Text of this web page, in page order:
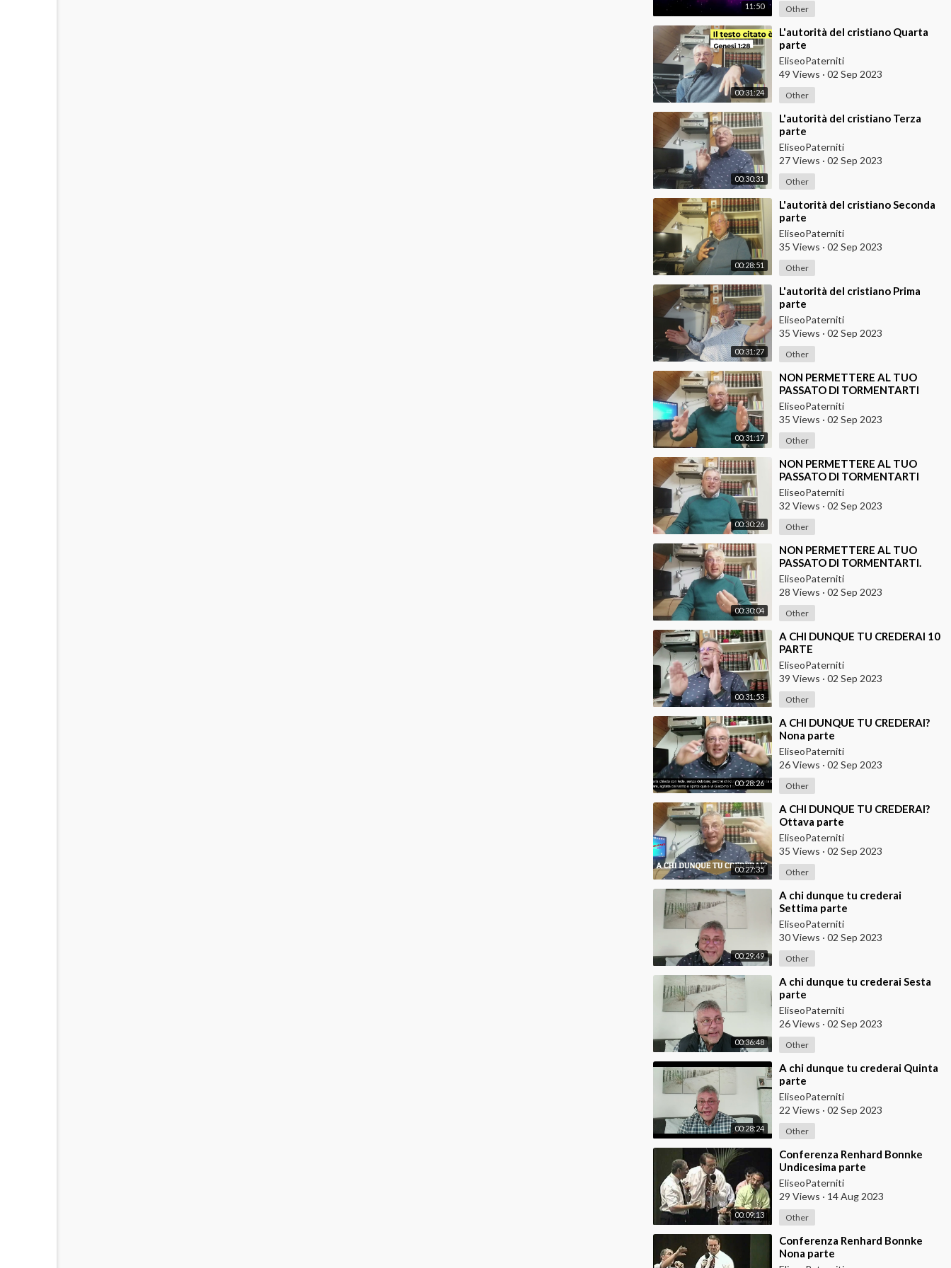
11:50 Other
00:31:24
⁣L'autorità del cristiano Quarta
parte
EliseoPaterniti
49 Views · 02 Sep 2023
Other
00:30:31
⁣L'autorità del cristiano Terza
parte
EliseoPaterniti
27 Views · 02 Sep 2023
Other
00:28:51
⁣L'autorità del cristiano Seconda
parte
EliseoPaterniti
35 Views · 02 Sep 2023
Other
00:31:27
⁣L'autorità del cristiano Prima
parte
EliseoPaterniti
35 Views · 02 Sep 2023
Other
00:31:17
⁣NON PERMETTERE AL TUO
PASSATO DI TORMENTARTI
Terza parte
EliseoPaterniti
35 Views · 02 Sep 2023
Other
00:30:26
⁣NON PERMETTERE AL TUO
PASSATO DI TORMENTARTI
Seconda parte
EliseoPaterniti
32 Views · 02 Sep 2023
Other
00:30:04
⁣NON PERMETTERE AL TUO
PASSATO DI TORMENTARTI.
Prima parte
EliseoPaterniti
28 Views · 02 Sep 2023
Other
00:31:53
⁣A CHI DUNQUE TU CREDERAI 10
PARTE
EliseoPaterniti
39 Views · 02 Sep 2023
Other
00:28:26
⁣A CHI DUNQUE TU CREDERAI?
Nona parte
EliseoPaterniti
26 Views · 02 Sep 2023
Other
00:27:35
⁣A CHI DUNQUE TU CREDERAI?
Ottava parte
EliseoPaterniti
35 Views · 02 Sep 2023
Other
00:29:49
⁣A chi dunque tu crederai
Settima parte
EliseoPaterniti
30 Views · 02 Sep 2023
Other
00:36:48
⁣A chi dunque tu crederai Sesta
parte
EliseoPaterniti
26 Views · 02 Sep 2023
Other
00:28:24
⁣A chi dunque tu crederai Quinta
parte
EliseoPaterniti
22 Views · 02 Sep 2023
Other
00:09:13
⁣Conferenza Renhard Bonnke
Undicesima parte
EliseoPaterniti
29 Views · 14 Aug 2023
Other
⁣Conferenza Renhard Bonnke
Nona parte